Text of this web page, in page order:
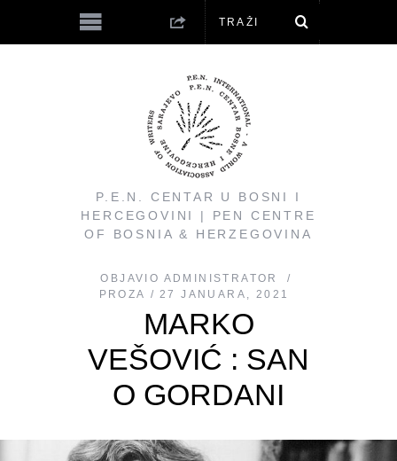
P.E.N. CENTAR U BOSNI I
HERCEGOVINI | PEN CENTRE
OF BOSNIA & HERZEGOVINA
OBJAVIO ADMINISTRATOR
PROZA
27 JANUARA, 2021
MARKO
VEŠOVIĆ : SAN
O GORDANI